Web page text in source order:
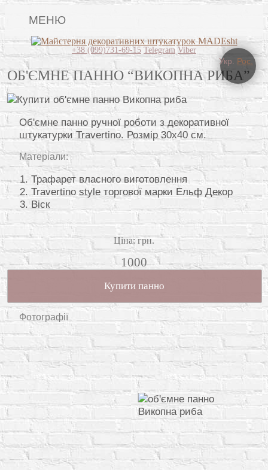
МЕНЮ
Lincrusta
Види штукатурок
Поклейка шпалер
Картини
Відео
Питання-відповідь
Про нас
Контакти
+38 (099)731-69-15 Telegram Viber
ОБ'ЄМНЕ ПАННО “ВИКОПНА РИБА”
Об'ємне панно ручної роботи з декоративної
штукатурки Travertinо. Розмір 30х40 см.
Матеріали:
Трафарет власного виготовлення
Travertino style торгової марки Ельф Декор
Віск
Ціна: грн.
1000
Купити панно
Фотографії
Укр. Рос.